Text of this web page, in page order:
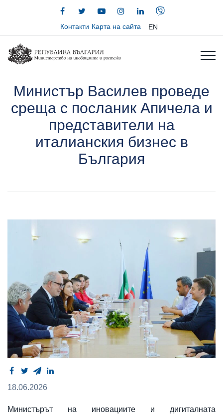
Контакти Карта на сайта EN
Министър Василев проведе
среща с посланик Апичела и
представители на
италианския бизнес в
България
18.06.2026
Министърът на иновациите и дигиталната